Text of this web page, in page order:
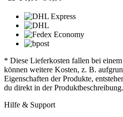
* Diese Lieferkosten fallen bei
können weitere Kosten, z. B.
Eigenschaften der Produkte,
du direkt in der Produktbeschreibung.
Hilfe & Support